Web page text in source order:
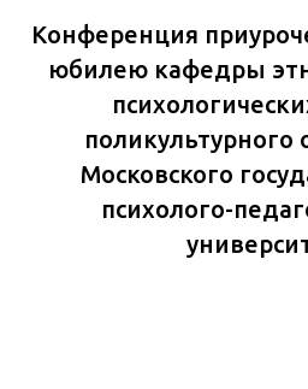
Конференция
юбилею кафедры
поликультурного
Московского
психолого-